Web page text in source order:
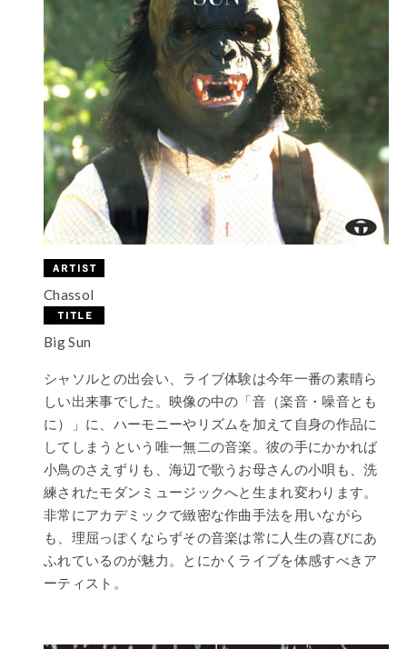
Chassol
Big Sun
シャソルとの出会い、ライブ体験は今年一番の素晴ら
しい出来事でした。映像の中の「音（楽音・噪音とも
に）」に、ハーモニーやリズムを加えて自身の作品に
してしまうという唯一無二の音楽。彼の手にかかれば
小鳥のさえずりも、海辺で歌うお母さんの小唄も、洗
練されたモダンミュージックへと生まれ変わります。
非常にアカデミックで緻密な作曲手法を用いながら
も、理屈っぽくならずその音楽は常に人生の喜びにあ
ふれているのが魅力。とにかくライブを体感すべきア
ーティスト。